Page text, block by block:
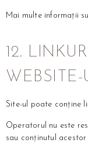
Mai multe informații
12.
WEBSITE-
Site-ul poate conține
Operatorul nu este
sau conținutul acestor